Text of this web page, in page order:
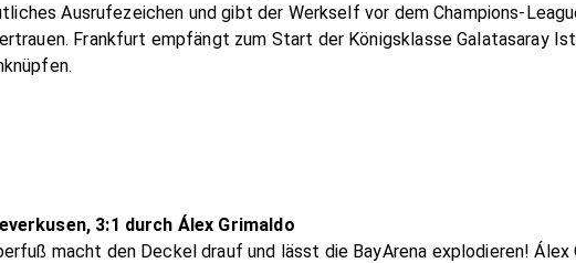
Ausrufezeichen und gibt der Werkself vor dem Champions-
Frankfurt empfängt zum Start der Königsklasse Galatasaray
3:1 durch Álex Grimaldo
macht den Deckel drauf und lässt die BayArena explodieren!